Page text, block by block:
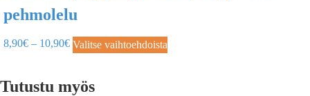
pehmolelu
8,90€ – 10,90€ Valitse vaihtoehdoista
Tutustu myös